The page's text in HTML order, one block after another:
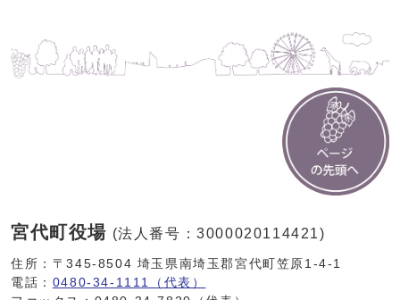
宮代町役場 (法人番号：3000020114421)
住所：〒345-8504 埼玉県南埼玉郡宮代町笠原1-4-1
電話： 0480-34-1111（代表）